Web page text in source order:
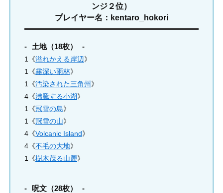
ンジ２位）
プレイヤー名：kentaro_hokori
土地（18枚）
1《溢れかえる岸辺 》
1《霧深い雨林》
1《汚染された三角州 》
4《沸騰する小湖》
1《冠雪の島》
1《冠雪の山》
4《Volcanic Island》
4《不毛の大地》
1《樹木茂る山麓》
呪文（28枚）